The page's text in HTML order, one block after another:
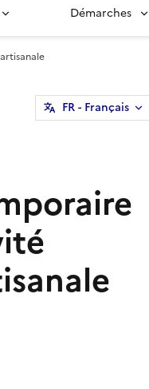
Démarches
FR- Français